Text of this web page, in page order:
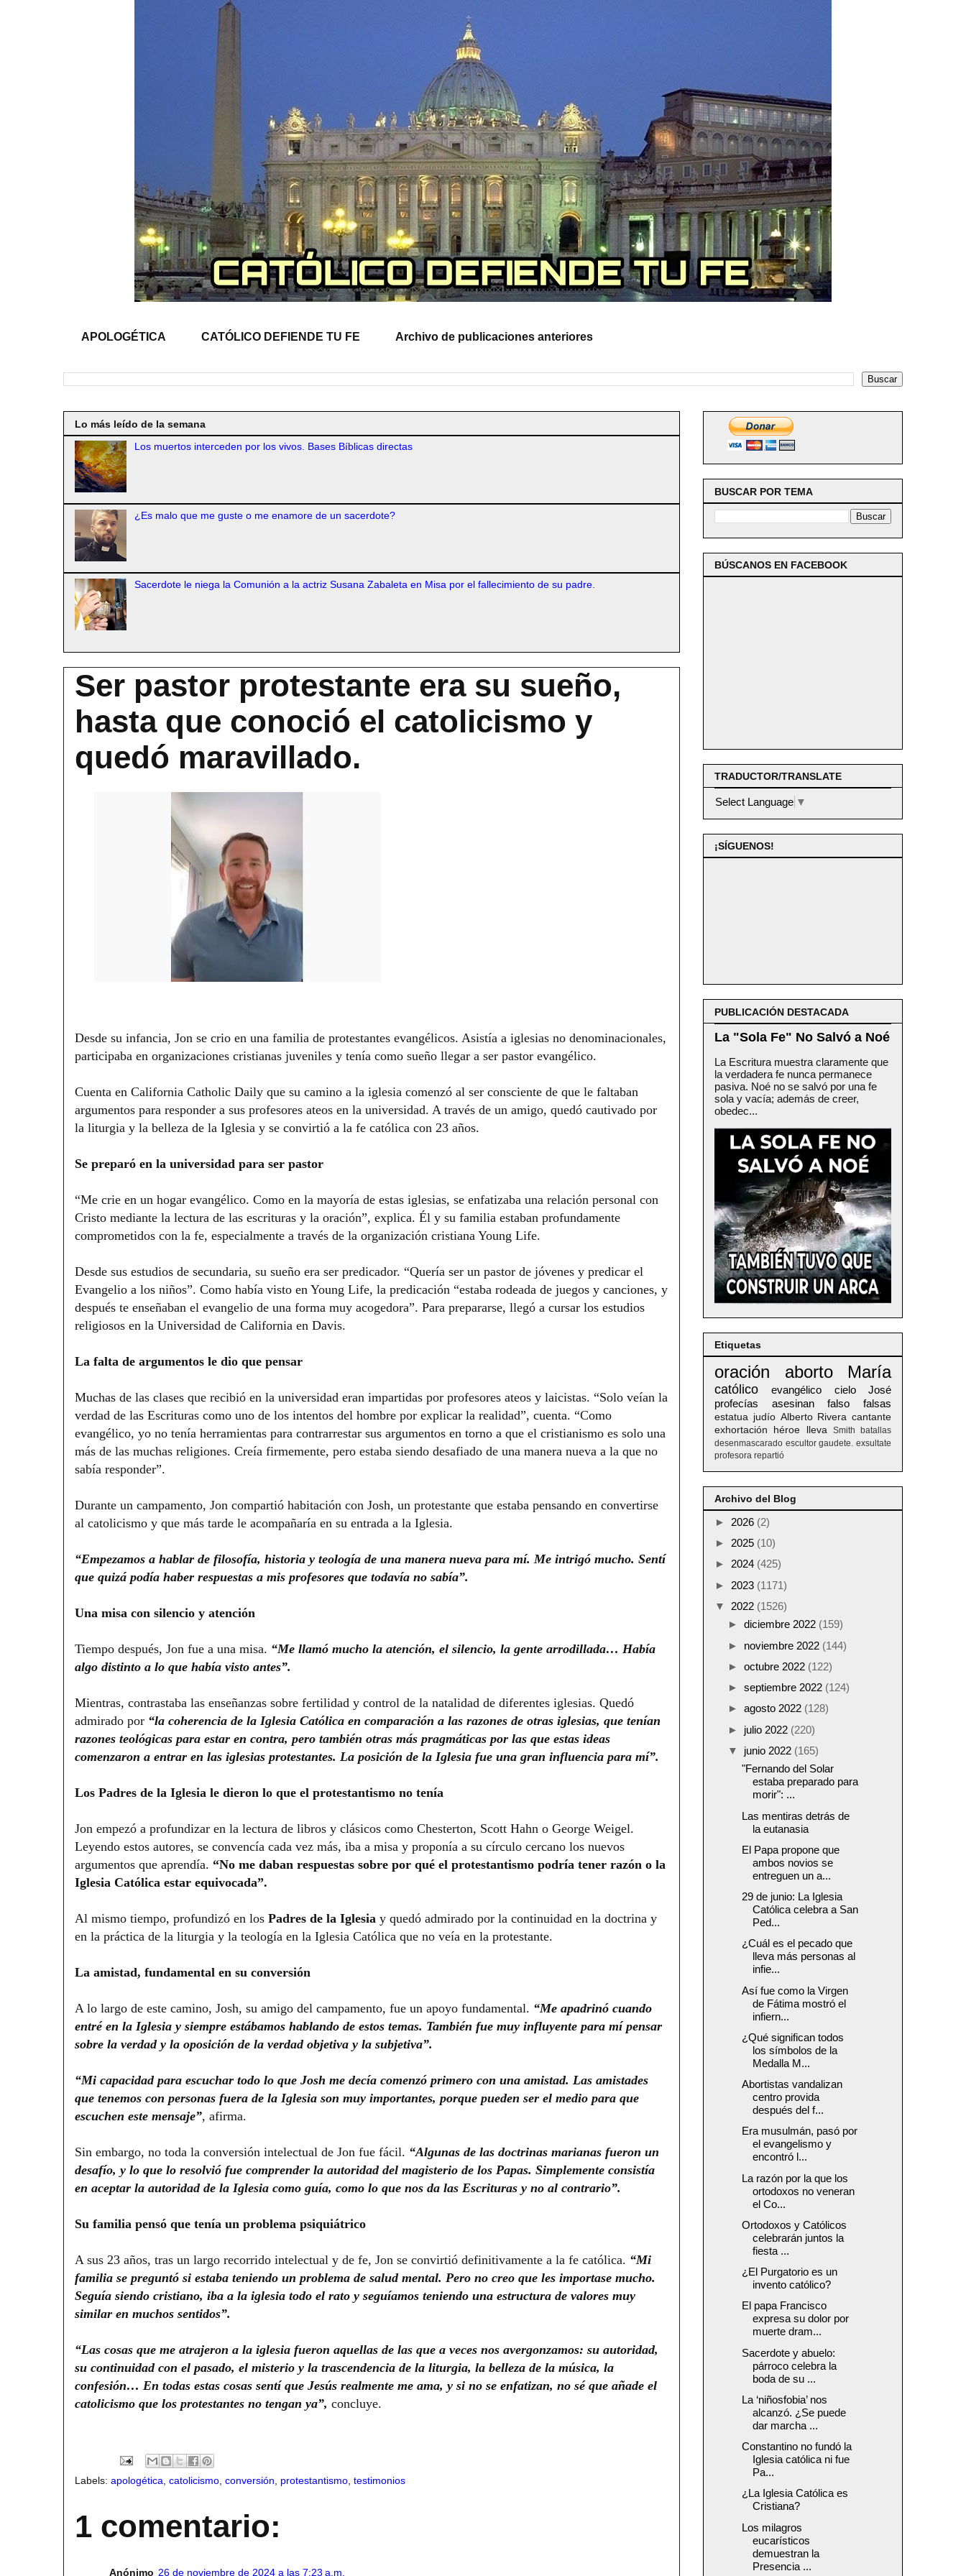
APOLOGÉTICA CATÓLICO DEFIENDE TU FE Archivo de publicaciones anteriores
Lo más leído de la semana
Los muertos interceden por los vivos. Bases Bíblicas directas
¿Es malo que me guste o me enamore de un sacerdote?
Sacerdote le niega la Comunión a la actriz Susana Zabaleta en Misa por el fallecimiento de su padre.
Ser pastor protestante era su sueño,
hasta que conoció el catolicismo y
quedó maravillado.
Desde su infancia, Jon se crio en una familia de protestantes evangélicos. Asistía a iglesias no denominacionales,
participaba en organizaciones cristianas juveniles y tenía como sueño llegar a ser pastor evangélico.
Cuenta en California Catholic Daily que su camino a la iglesia comenzó al ser consciente de que le faltaban
argumentos para responder a sus profesores ateos en la universidad. A través de un amigo, quedó cautivado por
la liturgia y la belleza de la Iglesia y se convirtió a la fe católica con 23 años.
Se preparó en la universidad para ser pastor
“Me crie en un hogar evangélico. Como en la mayoría de estas iglesias, se enfatizaba una relación personal con
Cristo mediante la lectura de las escrituras y la oración”, explica. Él y su familia estaban profundamente
comprometidos con la fe, especialmente a través de la organización cristiana Young Life.
Desde sus estudios de secundaria, su sueño era ser predicador. “Quería ser un pastor de jóvenes y predicar el
Evangelio a los niños”. Como había visto en Young Life, la predicación “estaba rodeada de juegos y canciones, y
después te enseñaban el evangelio de una forma muy acogedora”. Para prepararse, llegó a cursar los estudios
religiosos en la Universidad de California en Davis.
La falta de argumentos le dio que pensar
Muchas de las clases que recibió en la universidad eran impartidas por profesores ateos y laicistas. “Solo veían la
verdad de las Escrituras como uno de los intentos del hombre por explicar la realidad”, cuenta. “Como
evangélico, yo no tenía herramientas para contrarrestar sus argumentos en torno a que el cristianismo es solo una
más de las muchas religiones. Creía firmemente, pero estaba siendo desafiado de una manera nueva a la que no
sabía responder”.
Durante un campamento, Jon compartió habitación con Josh, un protestante que estaba pensando en convertirse
al catolicismo y que más tarde le acompañaría en su entrada a la Iglesia.
“Empezamos a hablar de filosofía, historia y teología de una manera nueva para mí. Me intrigó mucho. Sentí
que quizá podía haber respuestas a mis profesores que todavía no sabía”.
Una misa con silencio y atención
Tiempo después, Jon fue a una misa. “Me llamó mucho la atención, el silencio, la gente arrodillada… Había
algo distinto a lo que había visto antes”.
Mientras, contrastaba las enseñanzas sobre fertilidad y control de la natalidad de diferentes iglesias. Quedó
admirado por “la coherencia de la Iglesia Católica en comparación a las razones de otras iglesias, que tenían
razones teológicas para estar en contra, pero también otras más pragmáticas por las que estas ideas
comenzaron a entrar en las iglesias protestantes. La posición de la Iglesia fue una gran influencia para mí”.
Los Padres de la Iglesia le dieron lo que el protestantismo no tenía
Jon empezó a profundizar en la lectura de libros y clásicos como Chesterton, Scott Hahn o George Weigel.
Leyendo estos autores, se convencía cada vez más, iba a misa y proponía a su círculo cercano los nuevos
argumentos que aprendía. “No me daban respuestas sobre por qué el protestantismo podría tener razón o la
Iglesia Católica estar equivocada”.
Al mismo tiempo, profundizó en los Padres de la Iglesia y quedó admirado por la continuidad en la doctrina y
en la práctica de la liturgia y la teología en la Iglesia Católica que no veía en la protestante.
La amistad, fundamental en su conversión
A lo largo de este camino, Josh, su amigo del campamento, fue un apoyo fundamental. “Me apadrinó cuando
entré en la Iglesia y siempre estábamos hablando de estos temas. También fue muy influyente para mí pensar
sobre la verdad y la oposición de la verdad objetiva y la subjetiva”.
“Mi capacidad para escuchar todo lo que Josh me decía comenzó primero con una amistad. Las amistades
que tenemos con personas fuera de la Iglesia son muy importantes, porque pueden ser el medio para que
escuchen este mensaje”, afirma.
Sin embargo, no toda la conversión intelectual de Jon fue fácil. “Algunas de las doctrinas marianas fueron un
desafío, y lo que lo resolvió fue comprender la autoridad del magisterio de los Papas. Simplemente consistía
en aceptar la autoridad de la Iglesia como guía, como lo que nos da las Escrituras y no al contrario”.
Su familia pensó que tenía un problema psiquiátrico
A sus 23 años, tras un largo recorrido intelectual y de fe, Jon se convirtió definitivamente a la fe católica. “Mi
familia se preguntó si estaba teniendo un problema de salud mental. Pero no creo que les importase mucho.
Seguía siendo cristiano, iba a la iglesia todo el rato y seguíamos teniendo una estructura de valores muy
similar en muchos sentidos”.
“Las cosas que me atrajeron a la iglesia fueron aquellas de las que a veces nos avergonzamos: su autoridad,
su continuidad con el pasado, el misterio y la trascendencia de la liturgia, la belleza de la música, la
confesión… En todas estas cosas sentí que Jesús realmente me ama, y si no se enfatizan, no sé que añade el
catolicismo que los protestantes no tengan ya”, concluye.
Labels: apologética catolicismo conversión protestantismo testimonios
1 comentario:
Anónimo 26 de noviembre de 2024 a las 7:23 a.m.
BUSCAR POR TEMA
BÚSCANOS EN FACEBOOK
TRADUCTOR/TRANSLATE
Select Language ▼
¡SÍGUENOS!
PUBLICACIÓN DESTACADA
La "Sola Fe" No Salvó a Noé
La Escritura muestra claramente que
la verdadera fe nunca permanece
pasiva. Noé no se salvó por una fe
sola y vacía; además de creer,
obedec...
Etiquetas
oración aborto María
católico evangélico cielo
José
profecías
asesinan falso falsas
estatua judío Alberto Rivera cantante
exhortación
héroe lleva Smith
batallas
desenmascarado escultor gaudete. exsultate
profesora repartió
Archivo del Blog
► 2026 (2)
► 2025 (10)
► 2024 (425)
► 2023 (1171)
▼ 2022 (1526)
► diciembre 2022 (159)
► noviembre 2022 (144)
► octubre 2022 (122)
► septiembre 2022 (124)
► agosto 2022 (128)
► julio 2022 (220)
▼ junio 2022 (165)
"Fernando del Solar
estaba preparado para
morir": ...
Las mentiras detrás de
la eutanasia
El Papa propone que
ambos novios se
entreguen un a...
29 de junio: La Iglesia
Católica celebra a San
Ped...
¿Cuál es el pecado que
lleva más personas al
infie...
Así fue como la Virgen
de Fátima mostró el
infiern...
¿Qué significan todos
los símbolos de la
Medalla M...
Abortistas vandalizan
centro provida
después del f...
Era musulmán, pasó por
el evangelismo y
encontró l...
La razón por la que los
ortodoxos no veneran
el Co...
Ortodoxos y Católicos
celebrarán juntos la
fiesta ...
¿El Purgatorio es un
invento católico?
El papa Francisco
expresa su dolor por
muerte dram...
Sacerdote y abuelo:
párroco celebra la
boda de su ...
La ‘niñosfobia’ nos
alcanzó. ¿Se puede
dar marcha ...
Constantino no fundó la
Iglesia católica ni fue
Pa...
¿La Iglesia Católica es
Cristiana?
Los milagros
eucarísticos
demuestran la
Presencia ...